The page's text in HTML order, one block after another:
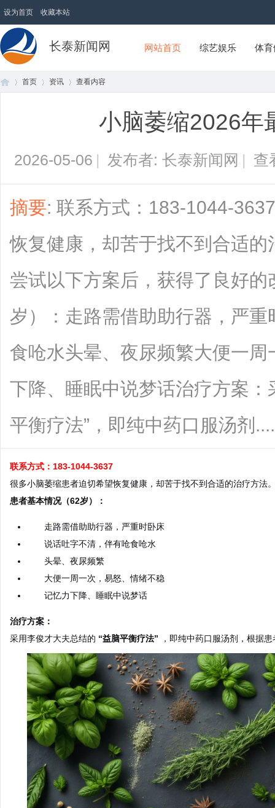
设为首页 收藏本站
长泰新闻网 网站首页 综艺娱乐 体
首页 资讯 查看内容
小脑萎缩2026年
2026-05-06 | 发布者: 长泰新闻网 | 查
摘要: 联系方式：183-1044-
恢复健康，却苦于找不到合适
尝试以下方案后，获得了良好
岁）：走路需借助助行器，严
食呛水头晕、夜尿频繁大便一
下降、睡眠中说梦话治疗方案：
平衡疗法”，即纯中药口服汤剂
联系方式：183-1044-3637
很多小脑萎缩患者迫切希望恢复健康，却苦于找不到合适的治疗方法
患者基本情况（62岁）：
走路需借助助行器，严重时卧床
说话吐字不清，伴有呛食呛水
头晕、夜尿频繁
大便一周一次，易怒、情绪不稳
记忆力下降、睡眠中说梦话
治疗方案：
采用李俊才大夫总结的 “益脑平衡疗法” ，即纯中药口服汤剂，根据